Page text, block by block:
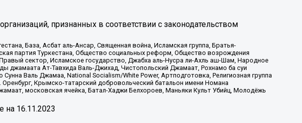
признанных в соответствии с законодательством
База, Асбат аль-Ансар, Священная война, Исламская группа, Братья-
партия Туркестана, Общество социальных реформ, Общество возрождения
сектор, Исламское государство, Джабха аль-Нусра ли-Ахль аш-Шам, Народное
джамаата Ат-Тавхида Валь-Джихад, Чистопольский Джамаат, Рохнамо ба суи
Валь Джамаа, National Socialism/White Power, Артподготовка, Религиозная группа
Оренбург, Крымско-татарский добровольческий батальон имени Номана
московская ячейка, Батал-Хаджи Белхороев, Маньяки Культ Убийц, Молодёжь
на 16.11.2023